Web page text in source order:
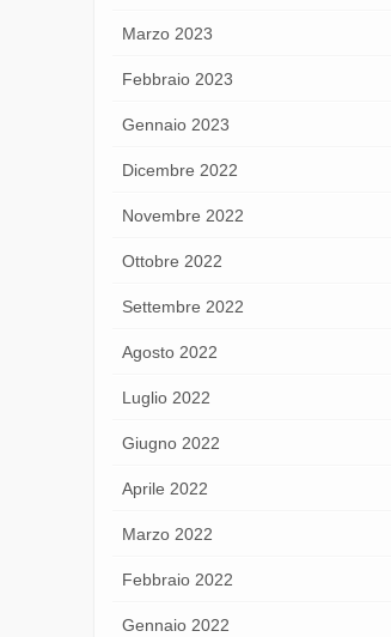
Marzo 2023
Febbraio 2023
Gennaio 2023
Dicembre 2022
Novembre 2022
Ottobre 2022
Settembre 2022
Agosto 2022
Luglio 2022
Giugno 2022
Aprile 2022
Marzo 2022
Febbraio 2022
Gennaio 2022